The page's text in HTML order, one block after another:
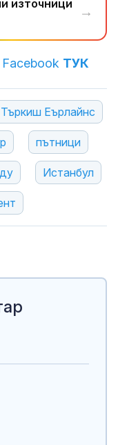
източници
→
ТУК
Търкиш Еърлайнс
пътници
Истанбул